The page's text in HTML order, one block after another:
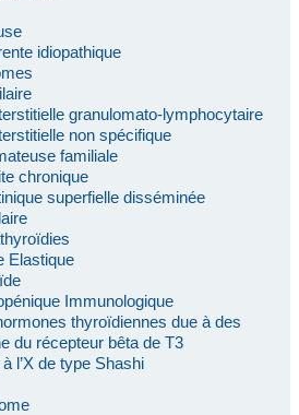
idiopathique
granulomato-lymphocytaire
non spécifique
familiale
chronique
superfielle disséminée
Elastique
Immunologique
thyroïdiennes due à des
du récepteur bêta de T3
l’X de type Shashi